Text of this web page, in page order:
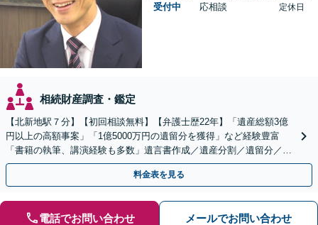
受付中
応相談
定休日
相続財産調査・鑑定
【北新地駅７分】【初回相談無料】【弁護士歴22年】「遺産総額3億
円以上の高額事案」「1億5000万円の遺留分を獲得」など経験豊富
「書籍の執筆、講演経験も多数」遺言書作成／遺産分割／遺留分／相
続放棄など【休日・夜間面談可】【完全個室対応】
料金表を見る
電話でお問い合わせ メールでお問い合わせ